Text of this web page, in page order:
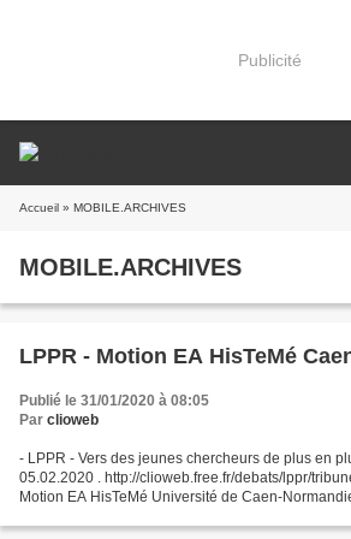
Publicité
Accueil » MOBILE.ARCHIVES
MOBILE.ARCHIVES
LPPR - Motion EA HisTeMé
Publié le 31/01/2020 à 08:05
Par clioweb
- LPPR - Vers des jeunes chercheurs de plus en
05.02.2020 . http://clioweb.free.fr/debats/lppr/
Motion EA HisTeMé Université de Caen-